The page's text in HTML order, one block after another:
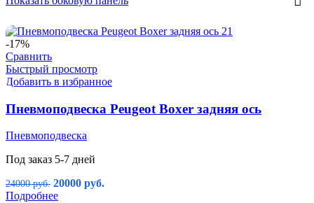
-17%
Сравнить
Быстрый просмотр
Добавить в избранное
Пневмоподвеска Peugeot Boxer задняя ось
Пневмоподвеска
Под заказ 5-7 дней
24000руб. 20000 руб.
Подробнее